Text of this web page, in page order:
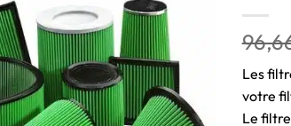
Les
votre
Le